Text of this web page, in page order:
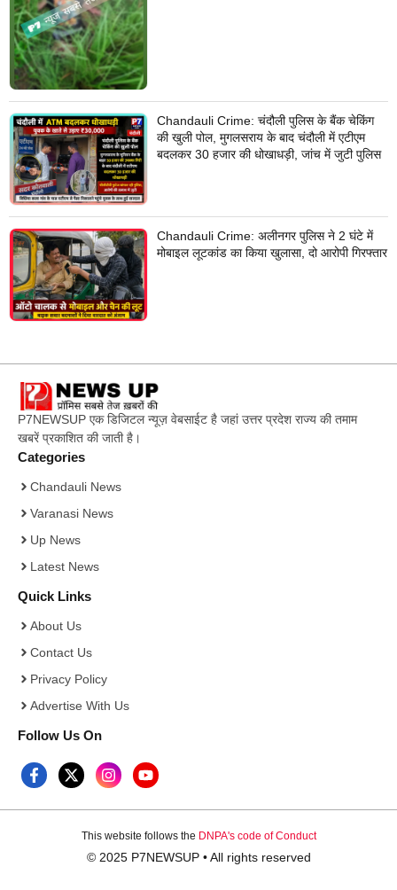
Chandauli Crime: चंदौली पुलिस के बैंक चेकिंग
की खुली पोल, मुगलसराय के बाद चंदौली में एटीएम
बदलकर 30 हजार की धोखाधड़ी, जांच में जुटी पुलिस
Chandauli Crime: अलीनगर पुलिस ने 2 घंटे में
मोबाइल लूटकांड का किया खुलासा, दो आरोपी गिरफ्तार
P7NEWSUP एक डिजिटल न्यूज़ वेबसाईट है जहां उत्तर प्रदेश राज्य की तमाम
खबरें प्रकाशित की जाती है।
Categories
Chandauli News
Varanasi News
Up News
Latest News
Quick Links
About Us
Contact Us
Privacy Policy
Advertise With Us
Follow Us On
This website follows the DNPA's code of Conduct
© 2025 P7NEWSUP • All rights reserved